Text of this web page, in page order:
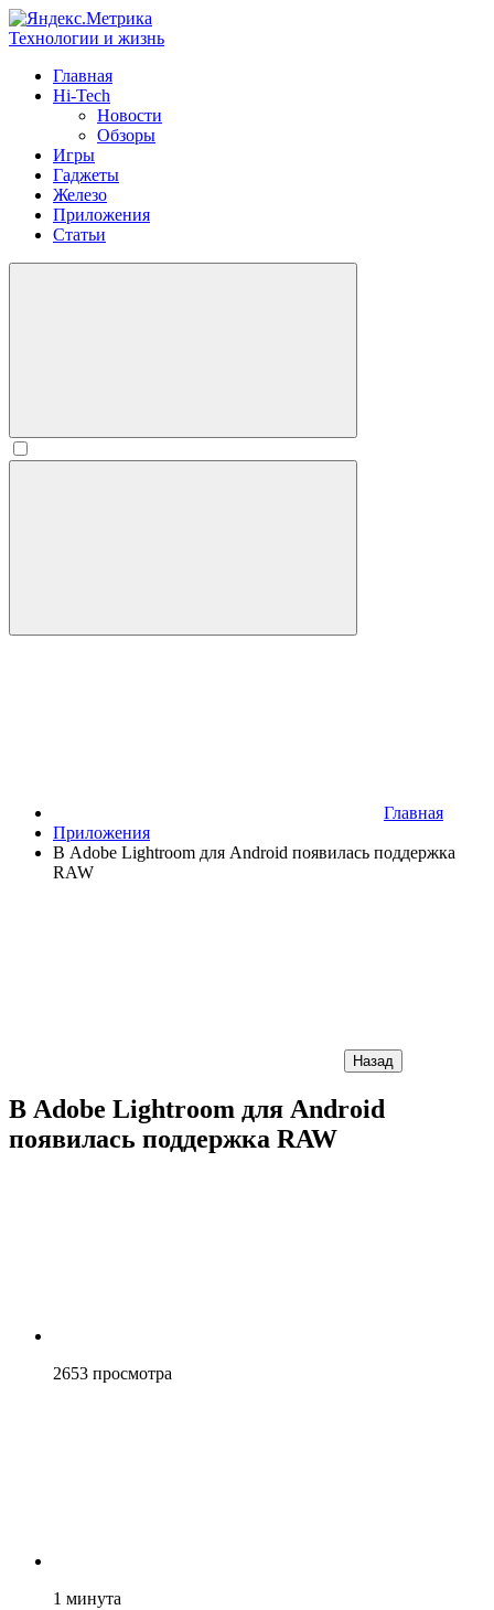
Технологии и жизнь
Главная
Hi-Tech
Новости
Обзоры
Игры
Гаджеты
Железо
Приложения
Статьи
Главная
Приложения
В Adobe Lightroom для Android появилась поддержка
RAW
Назад
В Adobe Lightroom для Android
появилась поддержка RAW
2653 просмотра
1 минута